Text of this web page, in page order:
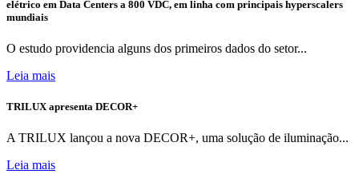
elétrico em Data Centers a 800 VDC, em linha com principais hyperscalers
mundiais
O estudo providencia alguns dos primeiros dados do setor...
Leia mais
TRILUX apresenta DECOR+
A TRILUX lançou a nova DECOR+, uma solução de iluminação...
Leia mais